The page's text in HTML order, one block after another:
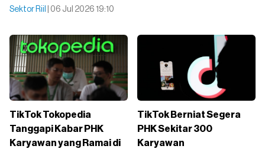
Sektor Riil | 06 Jul 2026 19:10
TikTok Tokopedia
Tanggapi Kabar PHK
Karyawan yang Ramai di
TikTok Berniat Segera
PHK Sekitar 300
Karyawan